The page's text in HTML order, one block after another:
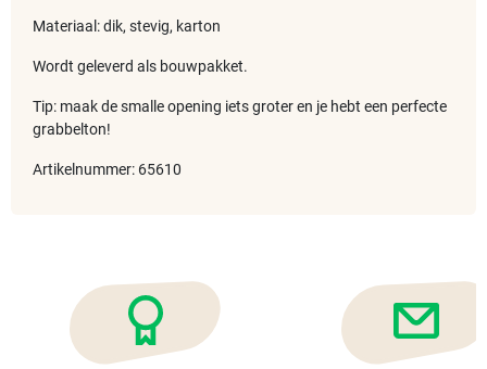
Materiaal: dik, stevig, karton
Wordt geleverd als bouwpakket.
Tip: maak de smalle opening iets groter en je hebt een perfecte
grabbelton!
Artikelnummer: 65610